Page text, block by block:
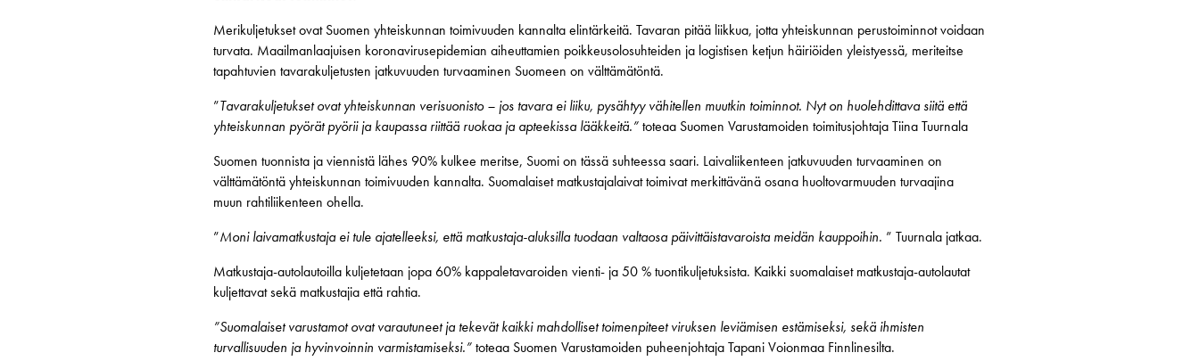
Merikuljetukset ovat Suomen yhteiskunnan toimivuuden kannalta elintärkeitä. Tavaran pitää liikkua, jotta yhteiskunnan perustoiminnot voidaan
turvata. Maailmanlaajuisen koronavirusepidemian aiheuttamien poikkeusolosuhteiden ja logistisen ketjun häiriöiden yleistyessä, meriteitse
tapahtuvien tavarakuljetusten jatkuvuuden turvaaminen Suomeen on välttämätöntä.
”Tavarakuljetukset ovat yhteiskunnan verisuonisto – jos tavara ei liiku, pysähtyy vähitellen muutkin toiminnot. Nyt on huolehdittava siitä että
yhteiskunnan pyörät pyörii ja kaupassa riittää ruokaa ja apteekissa lääkkeitä.”toteaa Suomen Varustamoiden toimitusjohtaja Tiina Tuurnala
Suomen tuonnista ja viennistä lähes 90% kulkee meritse, Suomi on tässä suhteessa saari. Laivaliikenteen jatkuvuuden turvaaminen on
välttämätöntä yhteiskunnan toimivuuden kannalta. Suomalaiset matkustajalaivat toimivat merkittävänä osana huoltovarmuuden turvaajina
muun rahtiliikenteen ohella.
”Moni laivamatkustaja ei tule ajatelleeksi, että matkustaja-aluksilla tuodaan valtaosa päivittäistavaroista meidän kauppoihin. ” Tuurnala jatkaa.
Matkustaja-autolautoilla kuljetetaan jopa 60% kappaletavaroiden vienti- ja 50 % tuontikuljetuksista. Kaikki suomalaiset matkustaja-autolautat
kuljettavat sekä matkustajia että rahtia.
”Suomalaiset varustamot ovat varautuneet ja tekevät kaikki mahdolliset toimenpiteet viruksen leviämisen estämiseksi, sekä ihmisten
turvallisuuden ja hyvinvoinnin varmistamiseksi.”toteaa Suomen Varustamoiden puheenjohtaja Tapani Voionmaa Finnlinesilta.